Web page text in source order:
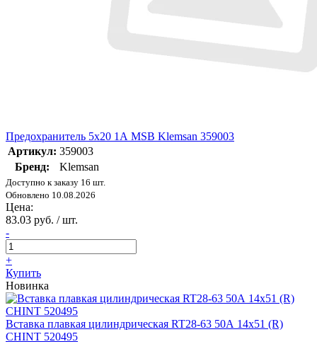
Предохранитель 5х20 1А MSB Klemsan 359003
Артикул: 359003
Бренд:
Klemsan
Доступно к заказу 16 шт.
Обновлено 10.08.2026
Цена:
83.03 руб. / шт.
-
+
Купить
Новинка
Вставка плавкая цилиндрическая RT28-63 50А 14х51 (R)
CHINT 520495